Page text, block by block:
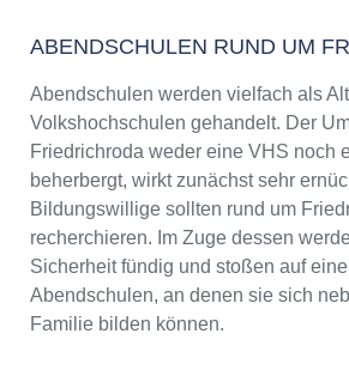
ABENDSCHULEN RUND UM
Abendschulen werden vielfach als
Volkshochschulen gehandelt. Der
Friedrichroda weder eine VHS noch
beherbergt, wirkt zunächst sehr
Bildungswillige sollten rund um
recherchieren. Im Zuge dessen
Sicherheit fündig und stoßen auf
Abendschulen, an denen sie sich
Familie bilden können.